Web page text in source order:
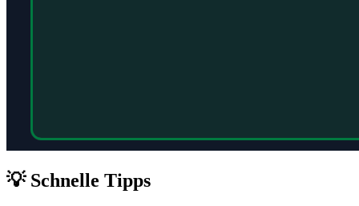
💡 Schnelle Tipps